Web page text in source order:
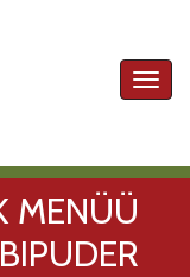
MENÜÜ